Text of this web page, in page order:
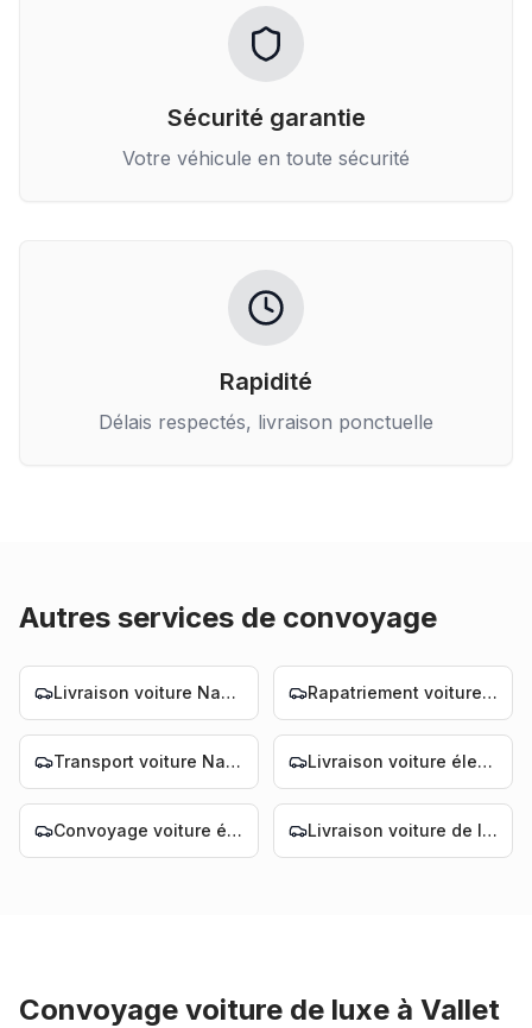
Sécurité garantie
Votre véhicule en toute sécurité
Rapidité
Délais respectés, livraison ponctuelle
Autres services de convoyage
Livraison voiture Nantes Rapatriement voiture Nantes
Transport voiture Nantes Livraison voiture électrique Nantes
Convoyage voiture électrique Nantes Livraison voiture de luxe Nantes
Convoyage voiture de luxe à Vallet